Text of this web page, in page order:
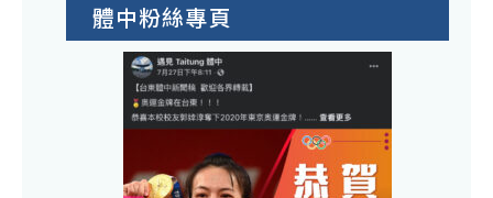
體中粉絲專頁